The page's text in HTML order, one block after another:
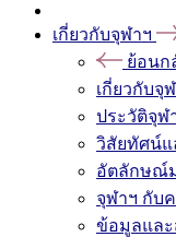
เกี่ยวกับจุฬาฯ
ย้อนก
เกี่ยวกับจุ
ประวัติจุฬ
วิสัยทัศน์แ
อัตลักษณ์
จุฬาฯ กับ
ข้อมูลแล